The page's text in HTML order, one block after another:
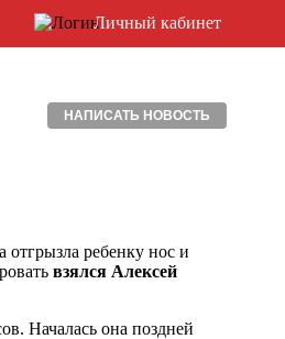
Личный кабинет
НАПИСАТЬ НОВОСТЬ
ребенку нос и
взялся Алексей
Началась она поздней